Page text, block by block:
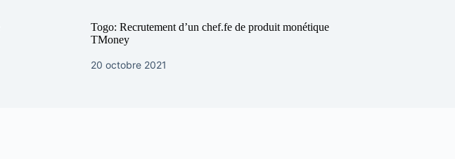
Togo: Recrutement d’un chef.fe de produit monétique
TMoney
20 octobre 2021